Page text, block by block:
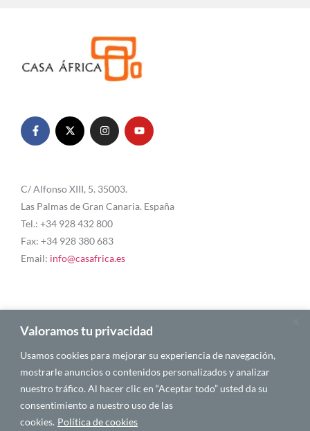
Valoramos tu privacidad
Usamos cookies para mejorar su experiencia de navegación,
mostrarle anuncios o contenidos personalizados y analizar
nuestro tráfico. Al hacer clic en “Aceptar todo” usted da su
consentimiento a nuestro uso de las
cookies. Política de cookies
C/ Alfonso XIII, 5. 35003.
Las Palmas de Gran Canaria. España
Tel.: +34 928 432 800
Fax: +34 928 380 683
Email: info@casafrica.es
Blog
About Us
Personalities
English